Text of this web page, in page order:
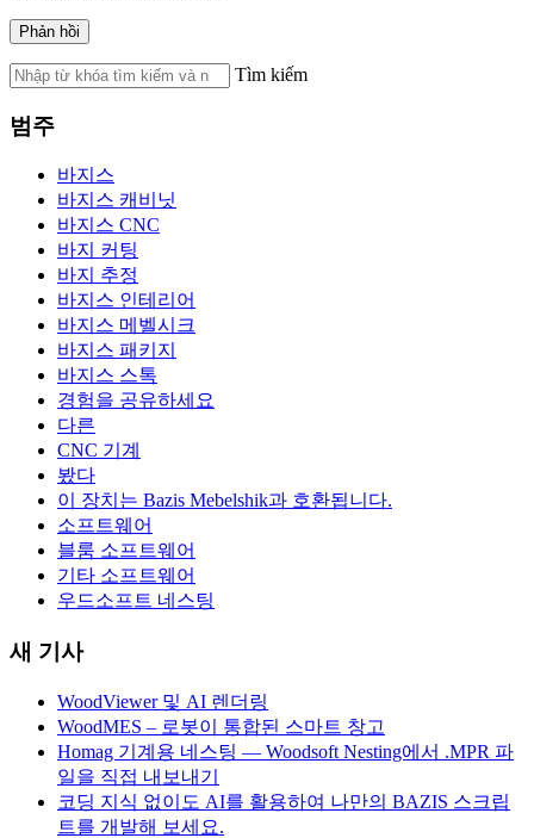
Tìm kiếm
범주
바지스
바지스 캐비닛
바지스 CNC
바지 커팅
바지 추정
바지스 인테리어
바지스 메벨시크
바지스 패키지
바지스 스톡
경험을 공유하세요
다른
CNC 기계
봤다
이 장치는 Bazis Mebelshik과 호환됩니다.
소프트웨어
블룸 소프트웨어
기타 소프트웨어
우드소프트 네스팅
새 기사
WoodViewer 및 AI 렌더링
WoodMES – 로봇이 통합된 스마트 창고
Homag 기계용 네스팅 — Woodsoft Nesting에서 .MPR 파
일을 직접 내보내기
코딩 지식 없이도 AI를 활용하여 나만의 BAZIS 스크립
트를 개발해 보세요.